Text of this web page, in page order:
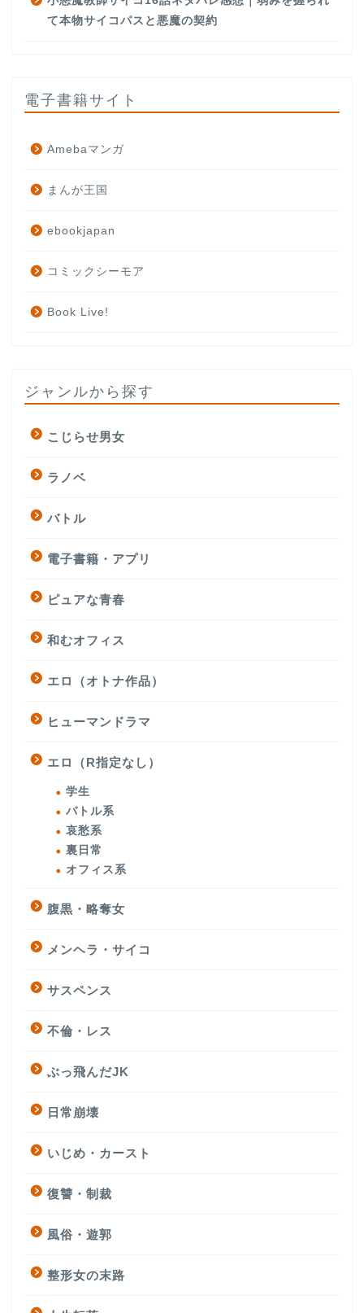
て本物サイコパスと悪魔の契約
電子書籍サイト
Amebaマンガ
まんが王国
ebookjapan
コミックシーモア
Book Live!
ジャンルから探す
こじらせ男女
ラノベ
バトル
電子書籍・アプリ
ピュアな青春
和むオフィス
エロ（オトナ作品）
ヒューマンドラマ
エロ（R指定なし）
学生
バトル系
哀愁系
裏日常
オフィス系
腹黒・略奪女
メンヘラ・サイコ
サスペンス
不倫・レス
ぶっ飛んだJK
日常崩壊
いじめ・カースト
復讐・制裁
風俗・遊郭
整形女の末路